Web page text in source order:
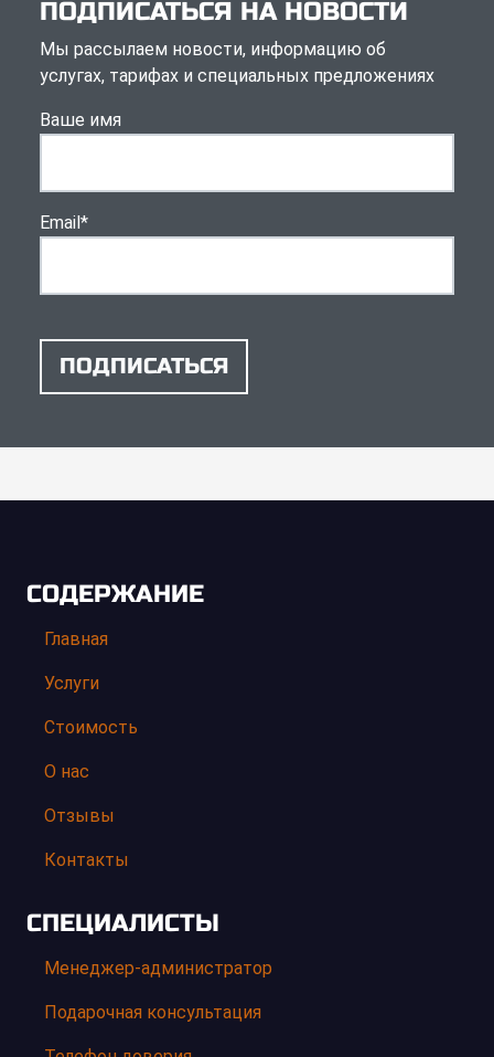
ПОДПИСАТЬСЯ НА НОВОСТИ
Мы рассылаем новости, информацию об
услугах, тарифах и специальных предложениях
Ваше имя
Email*
ПОДПИСАТЬСЯ
СОДЕРЖАНИЕ
Главная
Услуги
Стоимость
О нас
Отзывы
Контакты
СПЕЦИАЛИСТЫ
Менеджер-администратор
Подарочная консультация